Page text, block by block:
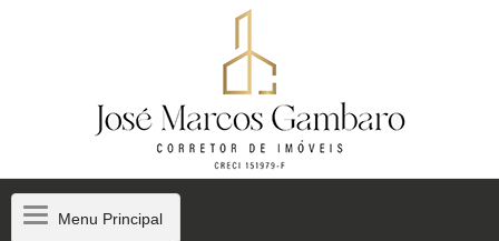
MenuMenu Principal